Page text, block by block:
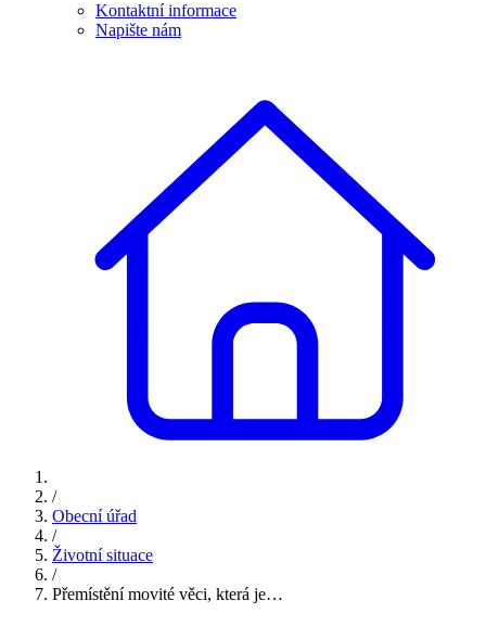
Kontaktní informace
Napište nám
/
Obecní úřad
/
Životní situace
/
Přemístění movité věci, která je…